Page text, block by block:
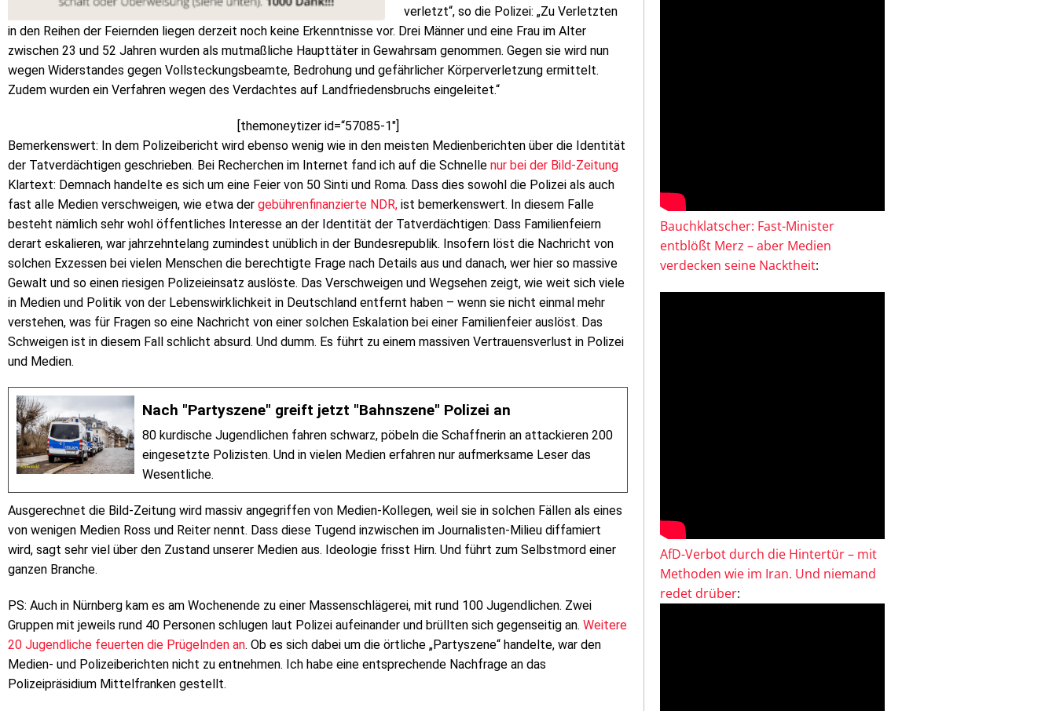
verletzt“, so die Polizei: „Zu Verletzten
in den Reihen der Feiernden liegen derzeit noch keine Erkenntnisse vor. Drei Männer und eine Frau im Alter
zwischen 23 und 52 Jahren wurden als mutmaßliche Haupttäter in Gewahrsam genommen. Gegen sie wird nun
wegen Widerstandes gegen Vollsteckungsbeamte, Bedrohung und gefährlicher Körperverletzung ermittelt.
Zudem wurden ein Verfahren wegen des Verdachtes auf Landfriedensbruchs eingeleitet.“
[themoneytizer id=“57085-1″]
Bemerkenswert: In dem Polizeibericht wird ebenso wenig wie in den meisten Medienberichten über die Identität
der Tatverdächtigen geschrieben. Bei Recherchen im Internet fand ich auf die Schnelle nur bei der Bild-Zeitung
Klartext: Demnach handelte es sich um eine Feier von 50 Sinti und Roma. Dass dies sowohl die Polizei als auch
fast alle Medien verschweigen, wie etwa der gebührenfinanzierte NDR, ist bemerkenswert. In diesem Falle
besteht nämlich sehr wohl öffentliches Interesse an der Identität der Tatverdächtigen: Dass Familienfeiern
derart eskalieren, war jahrzehntelang zumindest unüblich in der Bundesrepublik. Insofern löst die Nachricht von
solchen Exzessen bei vielen Menschen die berechtigte Frage nach Details aus und danach, wer hier so massive
Gewalt und so einen riesigen Polizeieinsatz auslöste. Das Verschweigen und Wegsehen zeigt, wie weit sich viele
in Medien und Politik von der Lebenswirklichkeit in Deutschland entfernt haben – wenn sie nicht einmal mehr
verstehen, was für Fragen so eine Nachricht von einer solchen Eskalation bei einer Familienfeier auslöst. Das
Schweigen ist in diesem Fall schlicht absurd. Und dumm. Es führt zu einem massiven Vertrauensverlust in Polizei
und Medien.
Nach "Partyszene" greift jetzt "Bahnszene" Polizei an
80 kurdische Jugendlichen fahren schwarz, pöbeln die Schaffnerin an attackieren 200
eingesetzte Polizisten. Und in vielen Medien erfahren nur aufmerksame Leser das
Wesentliche.
Ausgerechnet die Bild-Zeitung wird massiv angegriffen von Medien-Kollegen, weil sie in solchen Fällen als eines
von wenigen Medien Ross und Reiter nennt. Dass diese Tugend inzwischen im Journalisten-Milieu diffamiert
wird, sagt sehr viel über den Zustand unserer Medien aus. Ideologie frisst Hirn. Und führt zum Selbstmord einer
ganzen Branche.
PS: Auch in Nürnberg kam es am Wochenende zu einer Massenschlägerei, mit rund 100 Jugendlichen. Zwei
Gruppen mit jeweils rund 40 Personen schlugen laut Polizei aufeinander und brüllten sich gegenseitig an. Weitere
20 Jugendliche feuerten die Prügelnden an. Ob es sich dabei um die örtliche „Partyszene“ handelte, war den
Medien- und Polizeiberichten nicht zu entnehmen. Ich habe eine entsprechende Nachfrage an das
Polizeipräsidium Mittelfranken gestellt.
Bauchklatscher: Fast-Minister
entblößt Merz – aber Medien
verdecken seine Nacktheit:
AfD-Verbot durch die Hintertür – mit
Methoden wie im Iran. Und niemand
redet drüber: